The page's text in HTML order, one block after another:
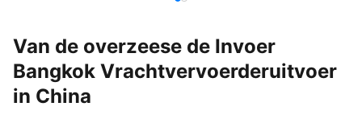
Van de overzeese de Invoer
Bangkok Vrachtvervoerderuitvoer
in China